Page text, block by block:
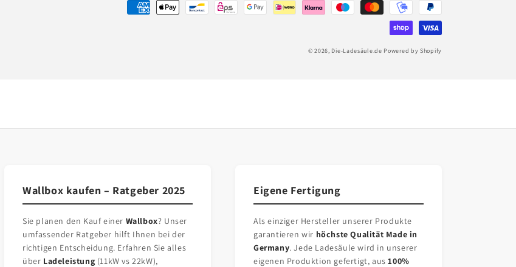
Betaalmethoden
© 2026, Die-Ladesäule.de Powered by Shopify
Wallbox kaufen – Ratgeber 2025
Sie planen den Kauf einer Wallbox? Unser
umfassender Ratgeber hilft Ihnen bei der
richtigen Entscheidung. Erfahren Sie alles
über Ladeleistung (11kW vs 22kW),
Eigene Fertigung
Als einziger Hersteller unserer Produkte
garantieren wir höchste Qualität Made in
Germany. Jede Ladesäule wird in unserer
eigenen Produktion gefertigt, aus100%